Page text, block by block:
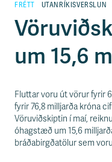
FRÉTT UTANRÍKISVERSLUN
um 15,6
Fluttar voru út vörur fyrir
fyrir 76,8 milljarða króna
Vöruviðskiptin í maí,
óhagstæð um 15,6
bráðabirgðatölur sem